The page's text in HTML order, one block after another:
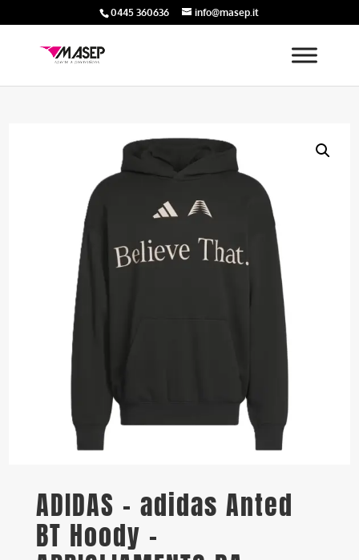
0445 360636 info@masep.it
ADIDAS – adidas Anted
BT Hoody –